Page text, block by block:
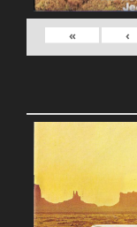
›
»